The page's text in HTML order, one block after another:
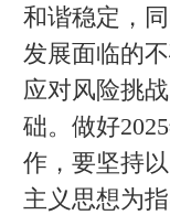
和谐稳定，
发展面临的
应对风险挑
础。做好
作，要坚持
主义思想为